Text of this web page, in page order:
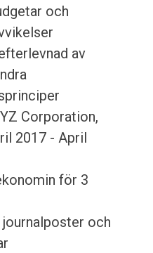
och
av
Corporation,
2017 - April
för 3
och